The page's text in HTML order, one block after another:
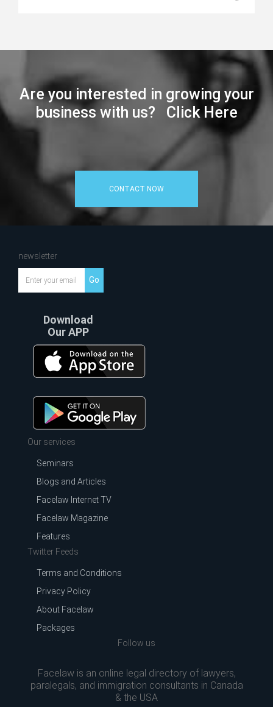
Are you interested in growing your
business with us? Click Here
CONTACT NOW
newsletter
Go
Download
Our APP
Our services
Seminars
Blogs and Articles
Facelaw Internet TV
Facelaw Magazine
Features
Twitter Feeds
Terms and Conditions
Privacy Policy
About Facelaw
Packages
Follow us
Facelaw is an online legal directory of lawyers,
paralegals, and immigration consultants in Canada
& the USA